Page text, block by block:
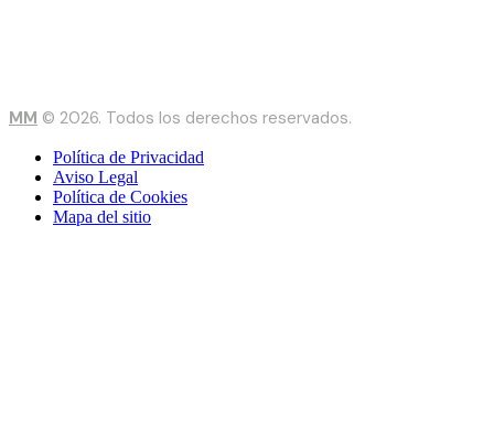
MM © 2026. Todos los derechos reservados.
Política de Privacidad
Aviso Legal
Política de Cookies
Mapa del sitio